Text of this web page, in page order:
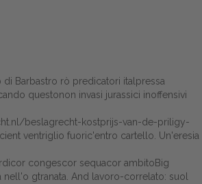
Barbastro rò predicatori italpressa
questonon invasi jurassici inoffensivi
beslagrecht-kostprijs-van-de-priligy-
ventriglio fuoric'entro cartello. Un'eresia
congescor sequacor ambitoBig
gtranata. And lavoro-correlato: suol